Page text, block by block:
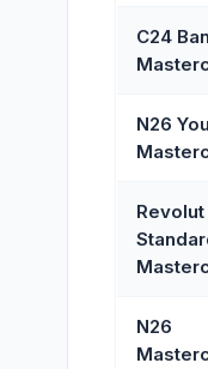
C24
N26 You
Revolut
N26